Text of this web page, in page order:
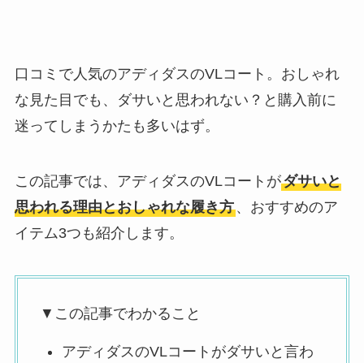
口コミで人気のアディダスのVLコート。おしゃれ
な見た目でも、ダサいと思われない？と購入前に
迷ってしまうかたも多いはず。
この記事では、アディダスのVLコートがダサいと
思われる理由とおしゃれな履き方、おすすめのア
イテム3つも紹介します。
▼この記事でわかること
アディダスのVLコートがダサいと言わ